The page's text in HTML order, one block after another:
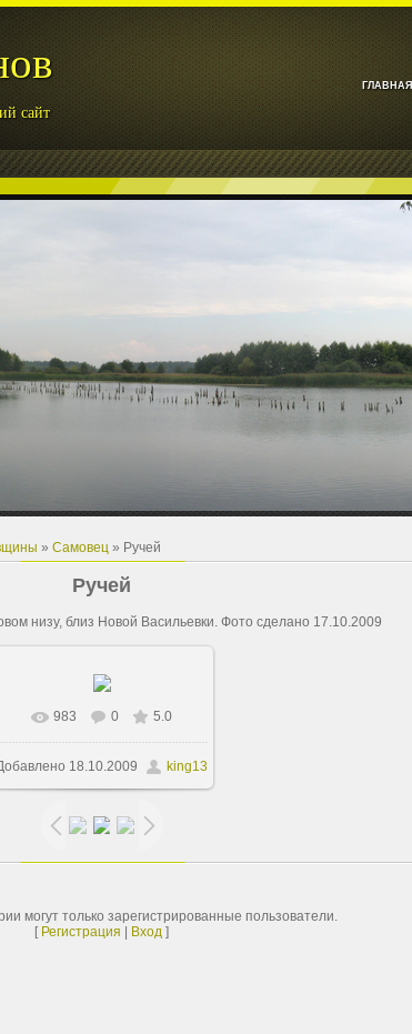
ГЛАВНАЯ
сайт
» Самовец» Ручей
Ручей
низу, близ Новой Васильевки. Фото сделано 17.10.2009
В реальном размере
1125x1500/ 415.1Kb
983 0 5.0
18.10.2009 king13
могут только зарегистрированные пользователи.
[ Регистрация Вход ]